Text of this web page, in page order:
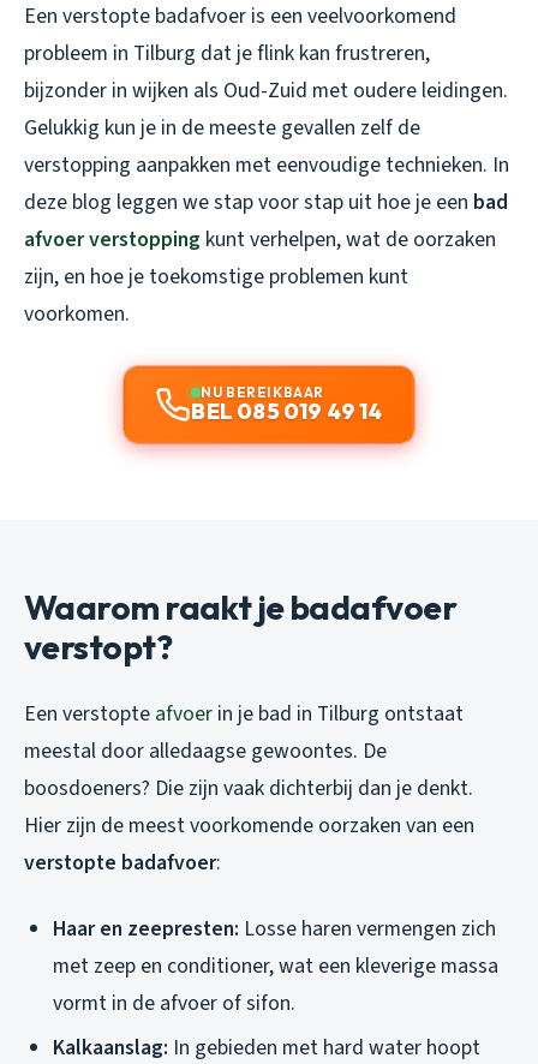
Een verstopte badafvoer is een veelvoorkomend
probleem in Tilburg dat je flink kan frustreren,
bijzonder in wijken als Oud-Zuid met oudere leidingen.
Gelukkig kun je in de meeste gevallen zelf de
verstopping aanpakken met eenvoudige technieken. In
deze blog leggen we stap voor stap uit hoe je een bad
afvoer verstopping kunt verhelpen, wat de oorzaken
zijn, en hoe je toekomstige problemen kunt
voorkomen.
NU BEREIKBAAR
BEL 085 019 49 14
Waarom raakt je badafvoer
verstopt?
Een verstopte afvoer in je bad in Tilburg ontstaat
meestal door alledaagse gewoontes. De
boosdoeners? Die zijn vaak dichterbij dan je denkt.
Hier zijn de meest voorkomende oorzaken van een
verstopte badafvoer:
Haar en zeepresten: Losse haren vermengen zich
met zeep en conditioner, wat een kleverige massa
vormt in de afvoer of sifon.
Kalkaanslag: In gebieden met hard water hoopt